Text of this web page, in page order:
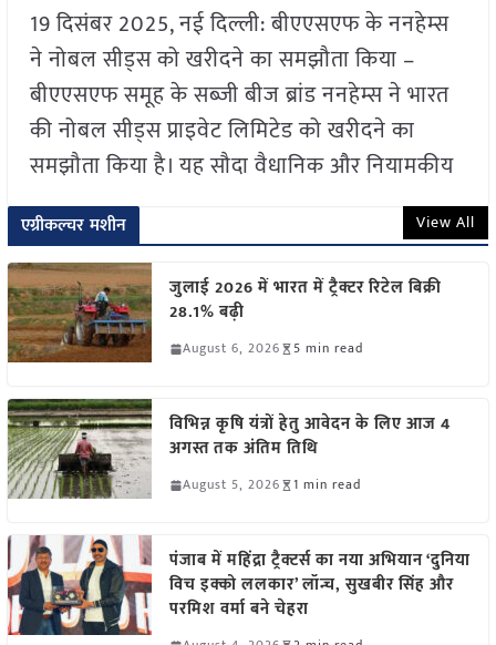
19 दिसंबर 2025, नई दिल्ली: बीएएसएफ के ननहेम्स
ने नोबल सीड्स को खरीदने का समझौता किया –
बीएएसएफ समूह के सब्ज़ी बीज ब्रांड ननहेम्स ने भारत
की नोबल सीड्स प्राइवेट लिमिटेड को खरीदने का
समझौता किया है। यह सौदा वैधानिक और नियामकीय
एग्रीकल्चर मशीन View All
जुलाई 2026 में भारत में ट्रैक्टर रिटेल बिक्री
28.1% बढ़ी
August 6, 2026 5 min read
विभिन्न कृषि यंत्रों हेतु आवेदन के लिए आज 4
अगस्त तक अंतिम तिथि
August 5, 2026 1 min read
पंजाब में महिंद्रा ट्रैक्टर्स का नया अभियान ‘दुनिया
विच इक्को ललकार’ लॉन्च, सुखबीर सिंह और
परमिश वर्मा बने चेहरा